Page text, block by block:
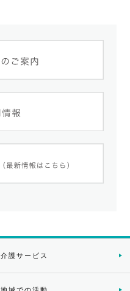
介護サービス